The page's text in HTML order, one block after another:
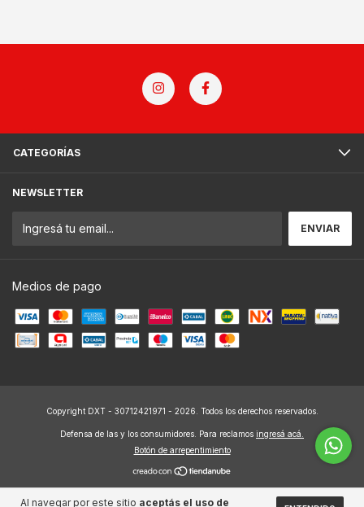
Al navegar por este sitio aceptás el uso de
CATEGORÍAS
NEWSLETTER
Medios de pago
Copyright DXT - 30712421971 - 2026. Todos los derechos reservados.
Defensa de las y los consumidores. Para reclamos ingresá acá.
Botón de arrepentimiento